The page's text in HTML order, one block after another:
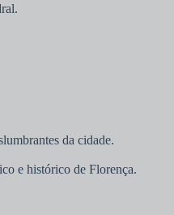
da cidade.
e histórico de Florença.